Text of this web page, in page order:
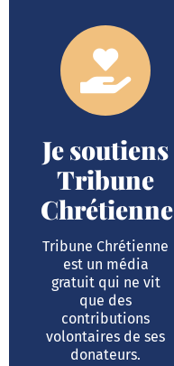
Je soutiens
Tribune
Chrétienne
Tribune Chrétienne
est un média
gratuit qui ne vit
que des
contributions
volontaires de ses
donateurs.